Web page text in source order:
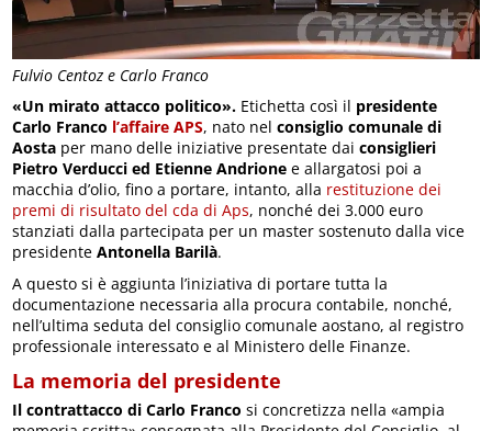
Fulvio Centoz e Carlo Franco
«Un mirato attacco politico». Etichetta così il presidente
Carlo Franco l’affaire APS, nato nelconsiglio comunale di
Aosta per mano delle iniziative presentate daiconsiglieri
Pietro Verducci ed Etienne Andrione e allargatosi poi a
macchia d’olio, fino a portare, intanto, alla restituzione dei
premi di risultato del cda di Aps, nonché dei 3.000 euro
stanziati dalla partecipata per un master sostenuto dalla vice
presidenteAntonella Barilà.
A questo si è aggiunta l’iniziativa di portare tutta la
documentazione necessaria alla procura contabile, nonché,
nell’ultima seduta del consiglio comunale aostano, al registro
professionale interessato e al Ministero delle Finanze.
La memoria del presidente
Il contrattacco di Carlo Franco si concretizza nella «ampia